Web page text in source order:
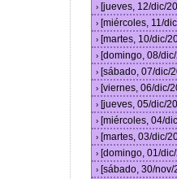
› [jueves, 12/dic/
› [miércoles, 11/
› [martes, 10/dic/
› [domingo, 08/
› [sábado, 07/dic/
› [viernes, 06/dic/
› [jueves, 05/dic/
› [miércoles, 04/
› [martes, 03/dic/
› [domingo, 01/
› [sábado, 30/